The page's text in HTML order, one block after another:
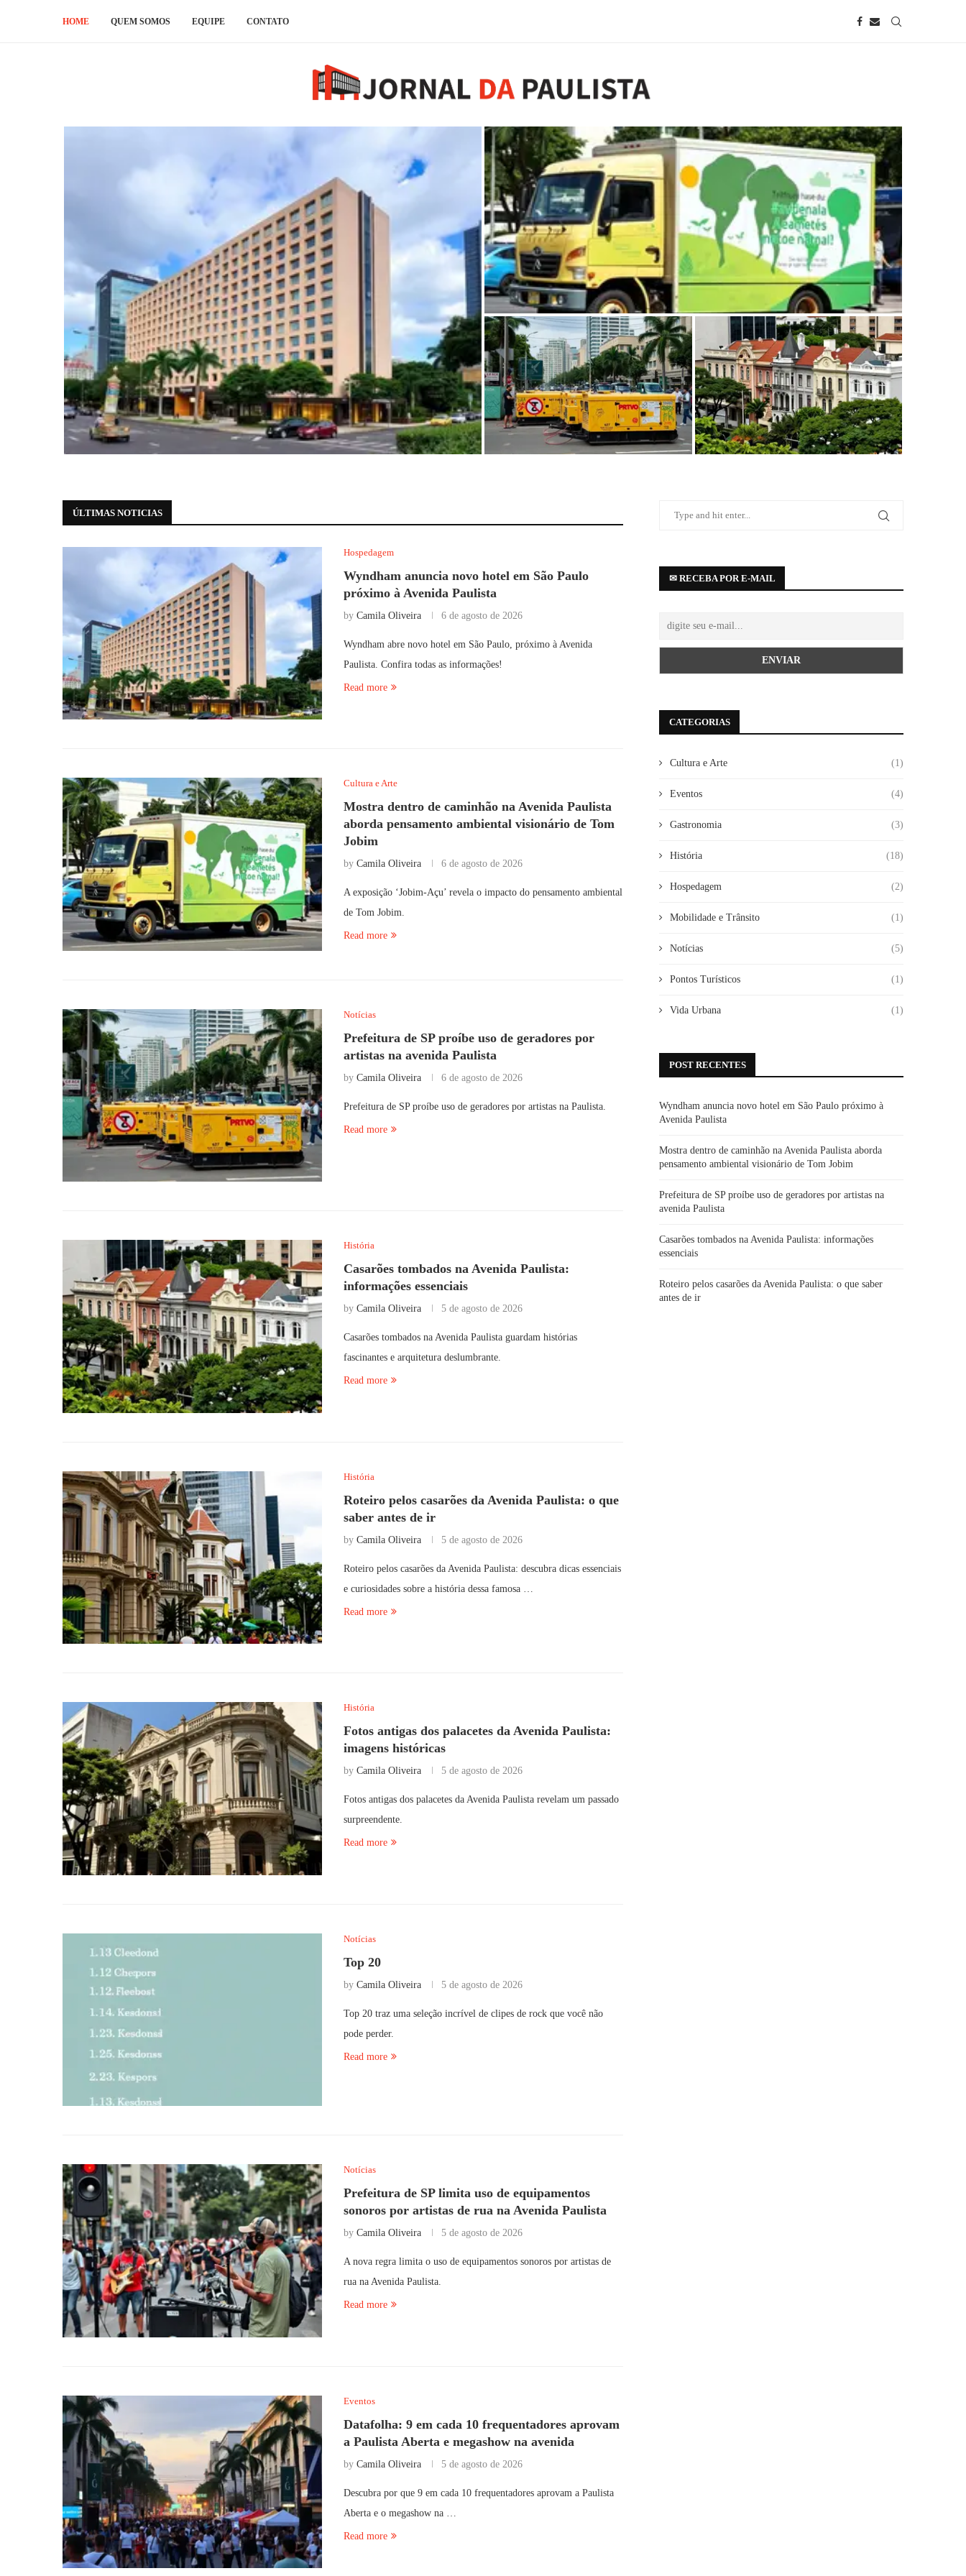
HOME QUEM SOMOS EQUIPE CONTATO
Hospedagem
Wyndham anuncia novo hotel em São Paulo próximo à
Avenida Paulista
6 de agosto de 2026
Mostra dentro de caminhão na Avenida Paulista aborda
pensamento ambiental visionário de...
6 de agosto de 2026 0 comments
Prefeitura de SP proíbe uso de geradores
por artistas na avenida Paulista
Casarões tombados na Avenida Paulista:
informações essenciais
ÚLTIMAS NOTICIAS
Hospedagem
Wyndham anuncia novo hotel em São Paulo
próximo à Avenida Paulista
by Camila Oliveira 6 de agosto de 2026
Wyndham abre novo hotel em São Paulo, próximo à Avenida
Paulista. Confira todas as informações!
Read more
Cultura e Arte
Mostra dentro de caminhão na Avenida Paulista
aborda pensamento ambiental visionário de Tom
Jobim
by Camila Oliveira 6 de agosto de 2026
A exposição ‘Jobim-Açu’ revela o impacto do pensamento ambiental
de Tom Jobim.
Read more
Notícias
Prefeitura de SP proíbe uso de geradores por
artistas na avenida Paulista
by Camila Oliveira 6 de agosto de 2026
Prefeitura de SP proíbe uso de geradores por artistas na Paulista.
Read more
História
Casarões tombados na Avenida Paulista:
informações essenciais
by Camila Oliveira 5 de agosto de 2026
Casarões tombados na Avenida Paulista guardam histórias
fascinantes e arquitetura deslumbrante.
Read more
História
Roteiro pelos casarões da Avenida Paulista: o que
saber antes de ir
by Camila Oliveira 5 de agosto de 2026
Roteiro pelos casarões da Avenida Paulista: descubra dicas essenciais
e curiosidades sobre a história dessa famosa …
Read more
História
Fotos antigas dos palacetes da Avenida Paulista:
imagens históricas
by Camila Oliveira 5 de agosto de 2026
Fotos antigas dos palacetes da Avenida Paulista revelam um passado
surpreendente.
Read more
Notícias
Top 20
by Camila Oliveira 5 de agosto de 2026
Top 20 traz uma seleção incrível de clipes de rock que você não
pode perder.
Read more
Notícias
Prefeitura de SP limita uso de equipamentos
sonoros por artistas de rua na Avenida Paulista
by Camila Oliveira 5 de agosto de 2026
A nova regra limita o uso de equipamentos sonoros por artistas de
rua na Avenida Paulista.
Read more
Eventos
Datafolha: 9 em cada 10 frequentadores aprovam
a Paulista Aberta e megashow na avenida
by Camila Oliveira 5 de agosto de 2026
Descubra por que 9 em cada 10 frequentadores aprovam a Paulista
Aberta e o megashow na …
Read more
✉ RECEBA POR E-MAIL
CATEGORIAS
Cultura e Arte (1)
Eventos (4)
Gastronomia (3)
História (18)
Hospedagem (2)
Mobilidade e Trânsito (1)
Notícias (5)
Pontos Turísticos (1)
Vida Urbana (1)
POST RECENTES
Wyndham anuncia novo hotel em São Paulo próximo à
Avenida Paulista
Mostra dentro de caminhão na Avenida Paulista aborda
pensamento ambiental visionário de Tom Jobim
Prefeitura de SP proíbe uso de geradores por artistas na
avenida Paulista
Casarões tombados na Avenida Paulista: informações
essenciais
Roteiro pelos casarões da Avenida Paulista: o que saber
antes de ir